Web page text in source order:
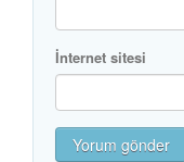
İnternet sitesi